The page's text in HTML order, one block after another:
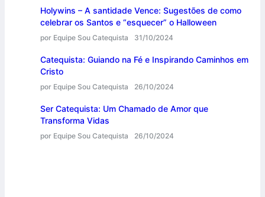
Holywins – A santidade Vence: Sugestões de como
celebrar os Santos e “esquecer” o Halloween
por Equipe Sou Catequista 31/10/2024
Catequista: Guiando na Fé e Inspirando Caminhos em
Cristo
por Equipe Sou Catequista 26/10/2024
Ser Catequista: Um Chamado de Amor que
Transforma Vidas
por Equipe Sou Catequista 26/10/2024